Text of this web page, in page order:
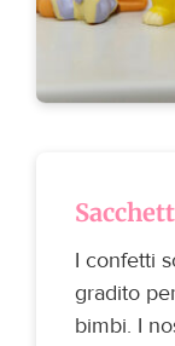
I confetti
gradito
bimbi. I